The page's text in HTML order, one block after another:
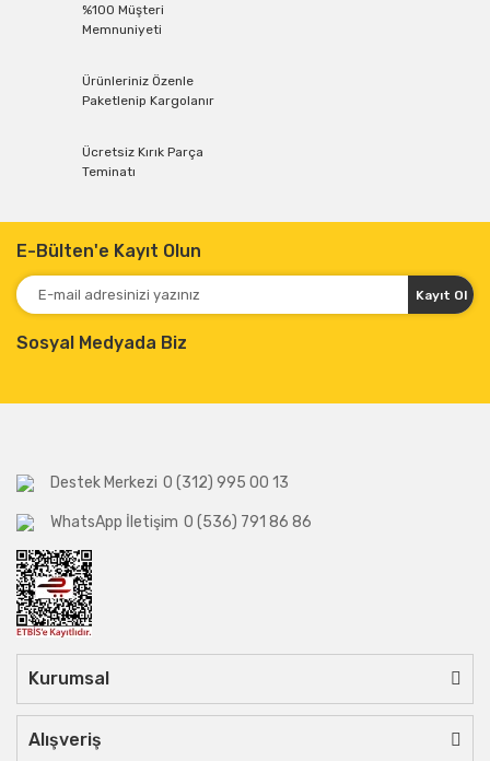
%100 Müşteri
Memnuniyeti
Ürünleriniz Özenle
Paketlenip Kargolanır
Ücretsiz Kırık Parça
Teminatı
E-Bülten'e Kayıt Olun
Kayıt Ol
Sosyal Medyada Biz
Destek Merkezi 0 (312) 995 00 13
WhatsApp İletişim 0 (536) 791 86 86
Kurumsal
Alışveriş